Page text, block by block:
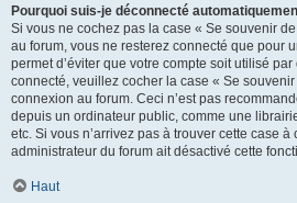
Pourquoi suis-je déconnecté
Si vous ne cochez pas la case « Se souvenir
au forum, vous ne resterez connecté que pour
permet d’éviter que votre compte soit utilisé par
connecté, veuillez cocher la case « Se
connexion au forum. Ceci n’est pas
depuis un ordinateur public, comme une
etc. Si vous n’arrivez pas à trouver cette case à
administrateur du forum ait désactivé cette
Haut